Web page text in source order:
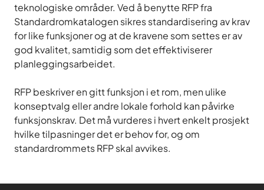
teknologiske områder. Ved å benytte RFP fra
Standardromkatalogen sikres standardisering av krav
for like funksjoner og at de kravene som settes er av
god kvalitet, samtidig som det effektiviserer
planleggingsarbeidet.
RFP beskriver en gitt funksjon i et rom, men ulike
konseptvalg eller andre lokale forhold kan påvirke
funksjonskrav. Det må vurderes i hvert enkelt prosjekt
hvilke tilpasninger det er behov for, og om
standardrommets RFP skal avvikes.